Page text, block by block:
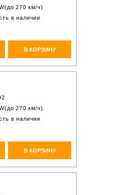
270 км/ч)
в наличии
В КОРЗИНУ
270 км/ч)
в наличии
В КОРЗИНУ